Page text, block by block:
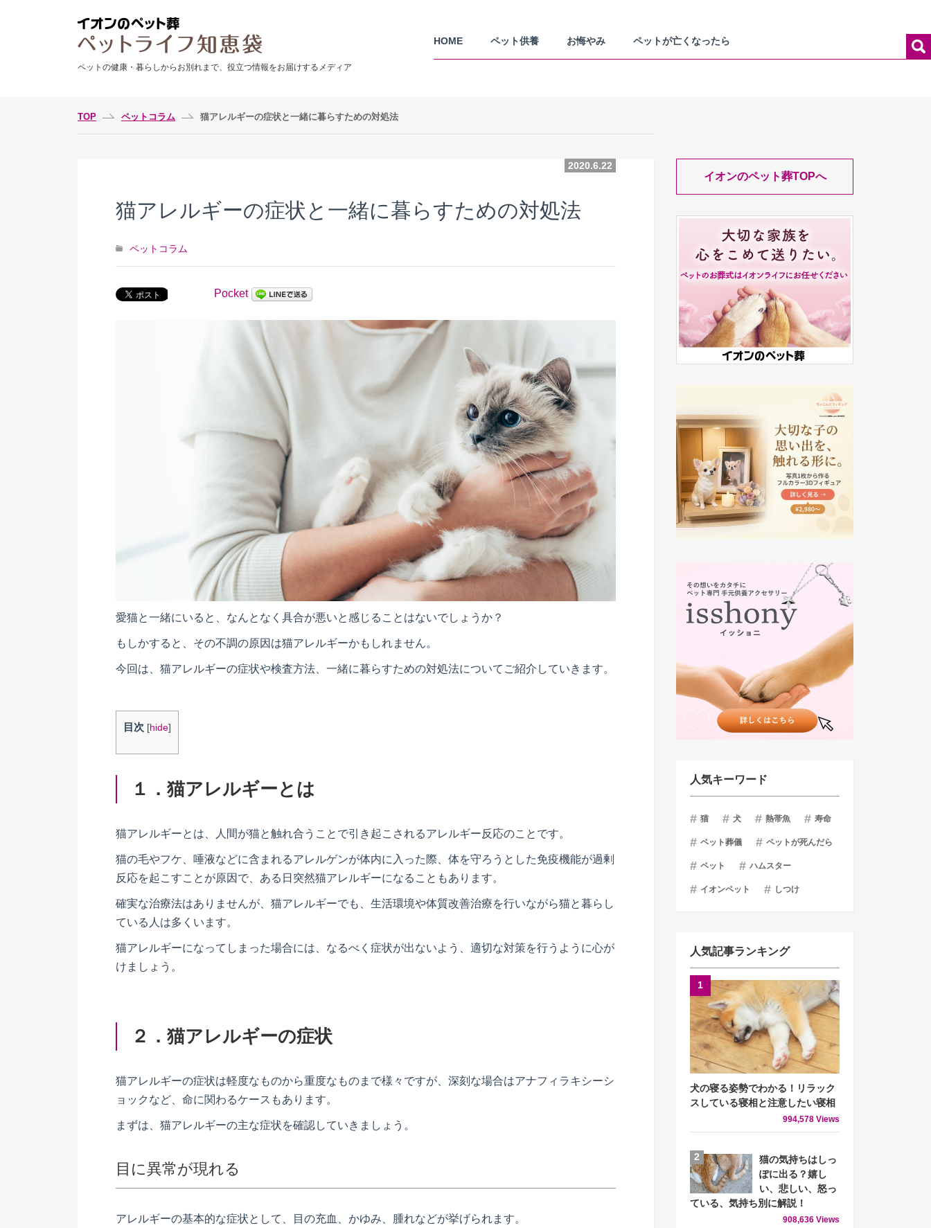
ペットの健康・暮らしからお別れまで、役立つ情報をお届けするメディア
HOME ペット供養 お悔やみ ペットが亡くなったら
TOP ペットコラム 猫アレルギーの症状と一緒に暮らすための対処法
猫アレルギーの症状と一緒に暮らすための対処法
2020.6.22
ペットコラム
Pocket
愛猫と一緒にいると、なんとなく具合が悪いと感じることはないでしょうか？
もしかすると、その不調の原因は猫アレルギーかもしれません。
今回は、猫アレルギーの症状や検査方法、一緒に暮らすための対処法についてご紹介していきます。
目次 [hide]
１． 猫アレルギーとは
猫アレルギーとは、人間が猫と触れ合うことで引き起こされるアレルギー反応のことです。
猫の毛やフケ、唾液などに含まれるアレルゲンが体内に入った際、体を守ろうとした免疫機能が過剰
反応を起こすことが原因で、ある日突然猫アレルギーになることもあります。
確実な治療法はありませんが、猫アレルギーでも、生活環境や体質改善治療を行いながら猫と暮らし
ている人は多くいます。
猫アレルギーになってしまった場合には、なるべく症状が出ないよう、適切な対策を行うように心が
けましょう。
２．猫アレルギーの症状
猫アレルギーの症状は軽度なものから重度なものまで様々ですが、深刻な場合はアナフィラキシーシ
ョックなど、命に関わるケースもあります。
まずは、猫アレルギーの主な症状を確認していきましょう。
目に異常が現れる
アレルギーの基本的な症状として、目の充血、かゆみ、腫れなどが挙げられます。
イオンのペット葬TOPへ
人気キーワード
猫 犬 熱帯魚 寿命
ペット葬儀 ペットが死んだら
ペット ハムスター
イオンペット しつけ
人気記事ランキング
犬の寝る姿勢でわかる！リラック
スしている寝相と注意したい寝相
994,578 Views
猫の気持ちはしっ
ぽに出る？嬉し
い、悲しい、怒っ
ている、気持ち別に解説！
908,636 Views